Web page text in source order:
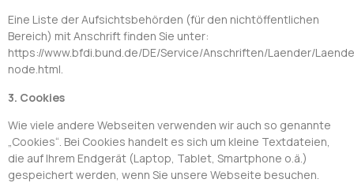
Eine Liste der Aufsichtsbehörden (für den nichtöffentlichen
Bereich) mit Anschrift finden Sie unter:
https://www.bfdi.bund.de/DE/Service/Anschriften/Laender/
node.html.
3. Cookies
Wie viele andere Webseiten verwenden wir auch so genannte
„Cookies“. Bei Cookies handelt es sich um kleine Textdateien,
die auf Ihrem Endgerät (Laptop, Tablet, Smartphone o.ä.)
gespeichert werden, wenn Sie unsere Webseite besuchen.